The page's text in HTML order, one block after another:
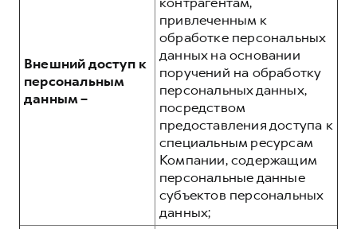
Внешний доступ к
персональным
данным –
привлеченным к
обработке персональных
данных на основании
поручений на обработку
персональных данных,
посредством
предоставления доступа к
специальным ресурсам
Компании, содержащим
персональные данные
субъектов персональных
данных;